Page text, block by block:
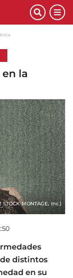
la
MONTAGE, Inc.)
distintos
en su